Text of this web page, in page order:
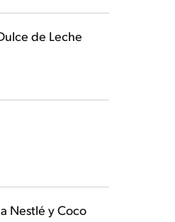
de Leche
Nestlé y Coco